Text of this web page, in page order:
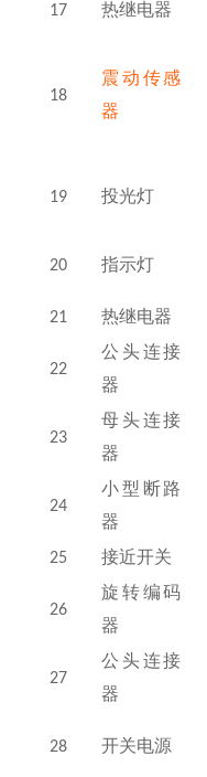
17
热继电器
18
震动传感
器
19 投光灯
20 指示灯
21
热继电器
22
公头连接
器
23
母头连接
器
24
小型断路
器
25 接近开关
26
旋转编码
器
27
公头连接
器
28 开关电源